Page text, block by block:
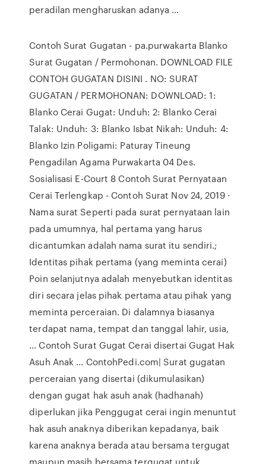
peradilan mengharuskan adanya …
Contoh Surat Gugatan - pa.purwakarta Blanko
Surat Gugatan / Permohonan. DOWNLOAD FILE
CONTOH GUGATAN DISINI . NO: SURAT
GUGATAN / PERMOHONAN: DOWNLOAD: 1:
Blanko Cerai Gugat: Unduh: 2: Blanko Cerai
Talak: Unduh: 3: Blanko Isbat Nikah: Unduh: 4:
Blanko Izin Poligami: Paturay Tineung
Pengadilan Agama Purwakarta 04 Des.
Sosialisasi E-Court 8 Contoh Surat Pernyataan
Cerai Terlengkap - Contoh Surat Nov 24, 2019 ·
Nama surat Seperti pada surat pernyataan lain
pada umumnya, hal pertama yang harus
dicantumkan adalah nama surat itu sendiri.;
Identitas pihak pertama (yang meminta cerai)
Poin selanjutnya adalah menyebutkan identitas
diri secara jelas pihak pertama atau pihak yang
meminta perceraian. Di dalamnya biasanya
terdapat nama, tempat dan tanggal lahir, usia,
… Contoh Surat Gugat Cerai disertai Gugat Hak
Asuh Anak ... ContohPedi.com| Surat gugatan
perceraian yang disertai (dikumulasikan)
dengan gugat hak asuh anak (hadhanah)
diperlukan jika Penggugat cerai ingin menuntut
hak asuh anaknya diberikan kepadanya, baik
karena anaknya berada atau bersama tergugat
maupun masih bersama tergugat untuk